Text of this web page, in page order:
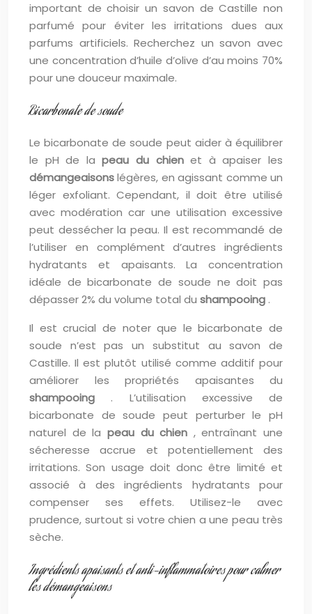
important de choisir un savon de Castille non
parfumé pour éviter les irritations dues aux
parfums artificiels. Recherchez un savon avec
une concentration d’huile d’olive d’au moins 70%
pour une douceur maximale.
Bicarbonate de soude
Le bicarbonate de soude peut aider à équilibrer
le pH de lapeau du chienet à apaiser les
démangeaisonslégères, en agissant comme un
léger exfoliant. Cependant, il doit être utilisé
avec modération car une utilisation excessive
peut dessécher la peau. Il est recommandé de
l’utiliser en complément d’autres ingrédients
hydratants et apaisants. La concentration
idéale de bicarbonate de soude ne doit pas
dépasser 2% du volume total du shampooing .
Il est crucial de noter que le bicarbonate de
soude n’est pas un substitut au savon de
Castille. Il est plutôt utilisé comme additif pour
améliorer les propriétés apaisantes du
shampooing . L’utilisation excessive de
bicarbonate de soude peut perturber le pH
naturel de la peau du chien , entraînant une
sécheresse accrue et potentiellement des
irritations. Son usage doit donc être limité et
associé à des ingrédients hydratants pour
compenser ses effets. Utilisez-le avec
prudence, surtout si votre chien a une peau très
sèche.
Ingrédients apaisants et anti-inflammatoires pour calmer
les démangeaisons